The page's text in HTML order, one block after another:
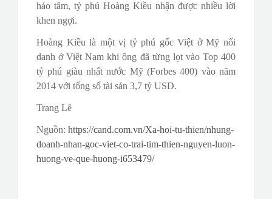
hảo tâm, tỷ phú Hoàng Kiều nhận được nhiều lời
khen ngợi.
Hoàng Kiều là một vị tỷ phú gốc Việt ở Mỹ nổi
danh ở Việt Nam khi ông đã từng lọt vào Top 400
tỷ phú giàu nhất nước Mỹ (Forbes 400) vào năm
2014 với tổng số tài sản 3,7 tỷ USD.
Trang Lê
Nguồn: https://cand.com.vn/Xa-hoi-tu-thien/nhung-
doanh-nhan-goc-viet-co-trai-tim-thien-nguyen-luon-
huong-ve-que-huong-i653479/